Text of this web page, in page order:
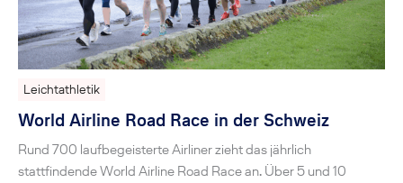
Leichtathletik
World Airline Road Race in der Schweiz
Rund 700 laufbegeisterte Airliner zieht das jährlich
stattfindende World Airline Road Race an. Über 5 und 10